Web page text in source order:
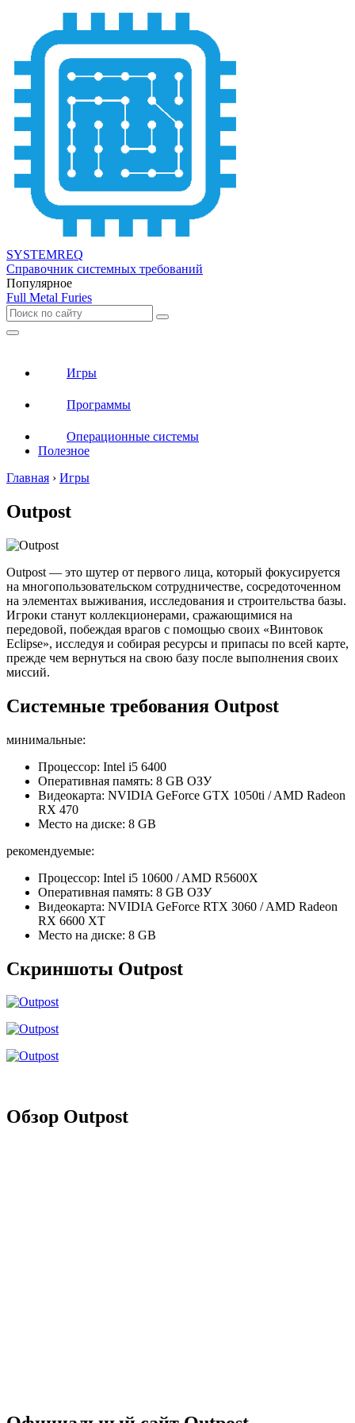
SYSTEMREQ
Справочник системных требований
Популярное
Full Metal Furies
Игры
Программы
Операционные системы
Полезное
Главная › Игры
Outpost
Outpost — это шутер от первого лица, который фокусируется
на многопользовательском сотрудничестве, сосредоточенном
на элементах выживания, исследования и строительства базы.
Игроки станут коллекционерами, сражающимися на
передовой, побеждая врагов с помощью своих «Винтовок
Eclipse», исследуя и собирая ресурсы и припасы по всей карте,
прежде чем вернуться на свою базу после выполнения своих
миссий.
Системные требования Outpost
минимальные:
Процессор: Intel i5 6400
Оперативная память: 8 GB ОЗУ
Видеокарта: NVIDIA GeForce GTX 1050ti / AMD Radeon
RX 470
Место на диске: 8 GB
рекомендуемые:
Процессор: Intel i5 10600 / AMD R5600X
Оперативная память: 8 GB ОЗУ
Видеокарта: NVIDIA GeForce RTX 3060 / AMD Radeon
RX 6600 XT
Место на диске: 8 GB
Скриншоты Outpost
Обзор Outpost